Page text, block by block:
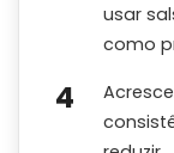
usar
como